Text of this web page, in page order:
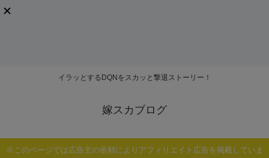
イラッとするDQNをスカッと撃退ストーリー！
嫁スカブログ
※このページでは広告主の依頼によりアフィリエイト広告を掲載していま